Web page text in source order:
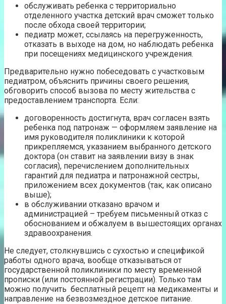
обслуживать ребенка с территориально
отделенного участка детский врач сможет только
после обхода своей территории;
педиатр может, ссылаясь на перегруженность,
отказать в выходе на дом, но наблюдать ребенка
при посещениях медицинского учреждения.
Предварительно нужно побеседовать с участковым
педиатром, объяснить причины своего решения,
обговорить способ вызова по месту жительства с
предоставлением транспорта. Если:
договоренность достигнута, врач согласен взять
ребенка под патронаж — оформляем заявление на
имя руководителя поликлиники к которой
прикрепляемся, указанием выбранного детского
доктора (он ставит на заявлении визу в знак
согласия), перечислением дополнительных
гарантий для педиатра и патронажной сестры,
приложением всех документов (так, как описано
выше);
в обслуживании отказано врачом и
администрацией – требуем письменный отказ с
обоснованием и обжалуем в вышестоящих органах
здравоохранения.
Не следует, столкнувшись с сухостью и спецификой
работы одного врача, вообще отказываться от
государственной поликлиники по месту временной
прописки (или постоянной регистрации). Только там
можно получить бесплатный рецепт на медикаменты и
направление на безвозмездное детское питание.